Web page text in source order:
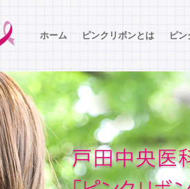
ホーム ピンクリボンとは ピ